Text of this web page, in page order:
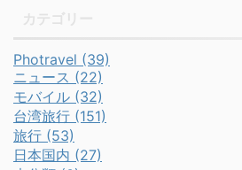
Photravel (39)
ニュース (22)
モバイル (32)
台湾旅行 (151)
旅行 (53)
日本国内 (27)